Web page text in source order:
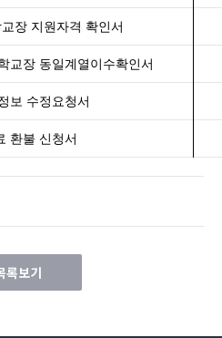
장 지원자격 확인서
교장 동일계열이수확인서
보 수정요청서
환불 신청서
록보기